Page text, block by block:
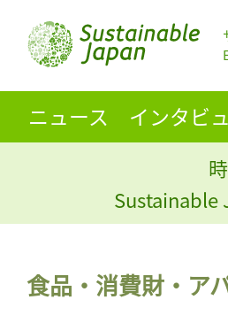
ニュース インタビ
Sustainable
食品・消費財・ア